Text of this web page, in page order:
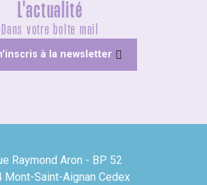
L'actualité
Dans votre boîte mail
à la newsletter
Raymond Aron - BP 52
Mont-Saint-Aignan Cedex